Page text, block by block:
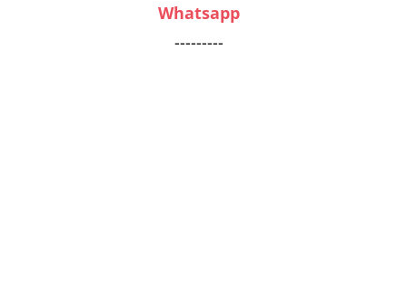
Whatsapp
---------